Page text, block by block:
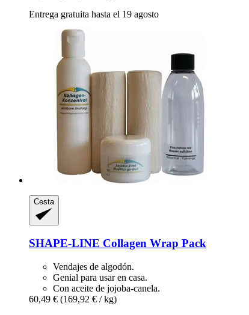
Entrega gratuita hasta el 19 agosto
Cesta
SHAPE-LINE Collagen Wrap Pack
Vendajes de algodón.
Genial para usar en casa.
Con aceite de jojoba-canela.
60,49 € (169,92 € / kg)